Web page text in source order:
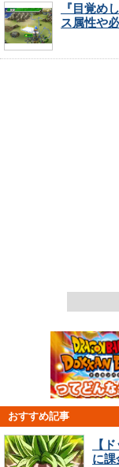
『目覚め
ス属性や
おすすめ記事
【
に課